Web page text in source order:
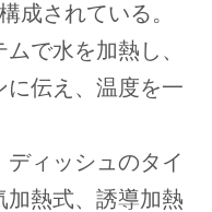
成されている。
で水を加熱し、
に伝え、温度を一
ィッシュのタイ
加熱式、誘導加熱